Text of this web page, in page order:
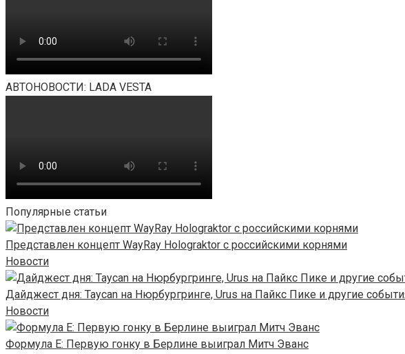
АВТОНОВОСТИ: LADA VESTA
Популярные статьи
Представлен концепт WayRay Holograktor с российскими корнями
Новости
Дайджест дня: Taycan на Нюрбургринге, Urus на Пайкс Пике и другие
Новости
Формула E: Первую гонку в Берлине выиграл Митч Эванс